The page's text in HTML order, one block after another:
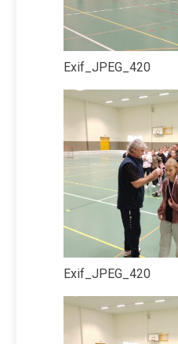
Exif_JPEG_420
Exif_JPEG_420